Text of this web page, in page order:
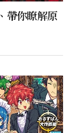
帶你瞭解原